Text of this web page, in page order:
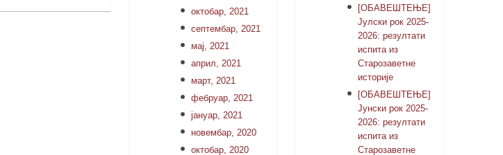
октобар, 2021
септембар, 2021
мај, 2021
април, 2021
март, 2021
фебруар, 2021
јануар, 2021
новембар, 2020
октобар, 2020
[ОБАВЕШТЕЊЕ]
Јулски рок 2025-
2026: резултати
испита из
Старозаветне
историје
[ОБАВЕШТЕЊЕ]
Јунски рок 2025-
2026: резултати
испита из
Старозаветне